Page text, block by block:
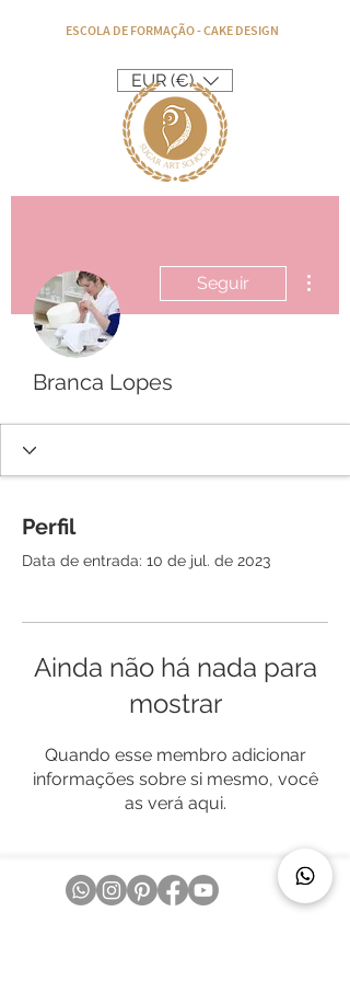
ESCOLA DE FORMAÇÃO - CAKE DESIGN
EUR (€)
Seguir
Branca Lopes
Perfil
Data de entrada: 10 de jul. de 2023
Ainda não há nada para
mostrar
Quando esse membro adicionar
informações sobre si mesmo, você
as verá aqui.